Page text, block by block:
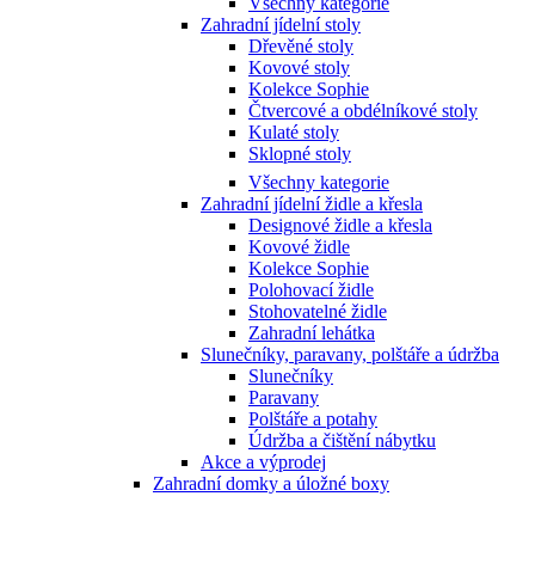
Zahradní jídelní stoly
Dřevěné stoly
Kovové stoly
Kolekce Sophie
Čtvercové a obdélníkové stoly
Kulaté stoly
Sklopné stoly
Všechny kategorie
Zahradní jídelní židle a křesla
Designové židle a křesla
Kovové židle
Kolekce Sophie
Polohovací židle
Stohovatelné židle
Zahradní lehátka
Slunečníky, paravany, polštáře a údržba
Slunečníky
Paravany
Polštáře a potahy
Údržba a čištění nábytku
Akce a výprodej
Zahradní domky a úložné boxy